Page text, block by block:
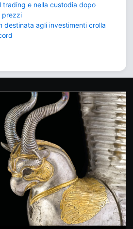
trading e nella custodia dopo
prezzi
destinata agli investimenti crolla